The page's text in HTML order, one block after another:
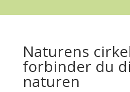
Naturens
forbinder du
naturen